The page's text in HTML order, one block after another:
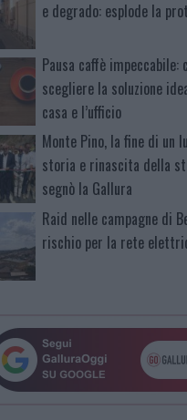
e degrado: esplode la
Pausa caffè impeccabile:
scegliere la soluzione
casa e l’ufficio
Monte Pino, la fine di un
storia e rinascita della
segnò la Gallura
Raid nelle campagne di
rischio per la rete